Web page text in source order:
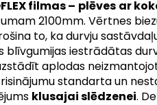
filmas – plēves ar
2100mm. Vērtnes
to, ka durvju
iestrādātas
aplodas
standarta un
klusajai slēdzenei.